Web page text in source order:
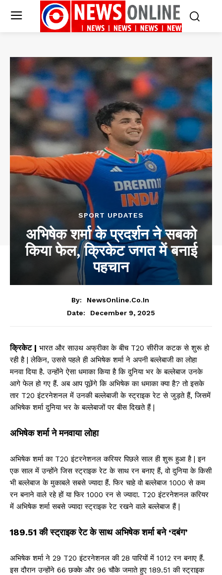
SPORT UPDATES
अभिषेक शर्मा के प्रदर्शन ने सबको
किया फेल, क्रिकेट जगत में बनाई
पहचान
By:
NewsOnline.co.in
Date:
December 9, 2025
क्रिकेट | भारत और साउथ अफ्रीका के बीच T20 सीरीज कटक से शुरू हो
रही है | लेकिन, उससे पहले ही अभिषेक शर्मा ने अपनी बल्लेबाजी का लोहा
मनवा दिया है. उन्होंने ऐसा धमाका किया है कि दुनिया भर के बल्लेबाज उनके
आगे फेल हो गए हैं. अब आप पूछेंगे कि अभिषेक का धमाका क्या है? तो इसके
तार T20 इंटरनेशनल में उनकी बल्लेबाजी के स्ट्राइक रेट से जुड़ते हैं, जिसमें
अभिषेक शर्मा दुनिया भर के बल्लेबाजों पर बीस दिखते हैं |
अभिषेक शर्मा ने मनवाया लोहा
अभिषेक शर्मा का T20 इंटरनेशनल करियर पिछले साल ही शुरू हुआ है | इन
एक साल में उन्होंने जिस स्ट्राइक रेट के साथ रन बनाए हैं, वो दुनिया के किसी
भी बल्लेबाज के मुकाबले सबसे ज्यादा हैं. फिर चाहे वो बल्लेबाज 1000 से कम
रन बनाने वाले रहे हों या फिर 1000 रन से ज्यादा. T20 इंटरनेशनल करियर
में अभिषेक शर्मा सबसे ज्यादा स्ट्राइक रेट रखने वाले बल्लेबाज हैं |
189.51 की स्ट्राइक रेट के साथ अभिषेक शर्मा बने ‘दबंग’
अभिषेक शर्मा ने 29 T20 इंटरनेशनल की 28 पारियों में 1012 रन बनाए हैं.
इस दौरान उन्होंने 66 छक्के और 96 चौके जमाते हुए 189.51 की स्ट्राइक